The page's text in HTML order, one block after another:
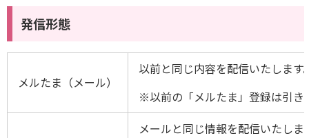
発信形態
メルたま（メール）
以前と同じ内容を配信いたしま
※以前の「メルたま」登録は引き
メールと同じ情報を配信いたし